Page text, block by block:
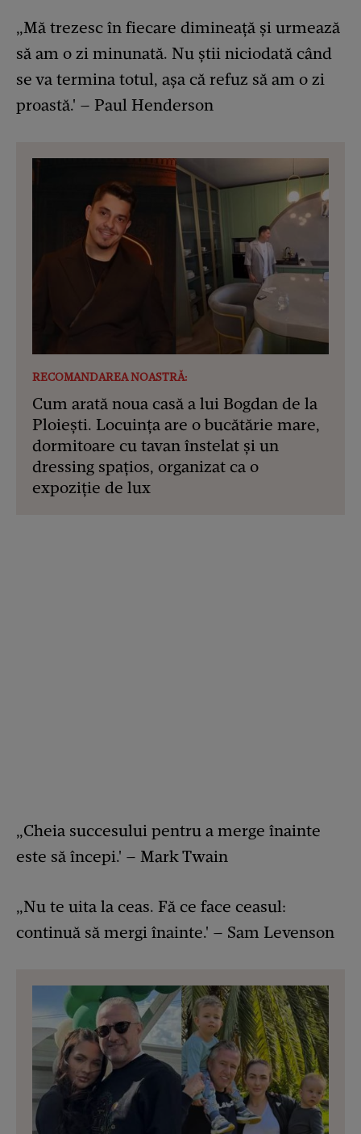
„Mă trezesc în fiecare dimineață și urmează
să am o zi minunată. Nu știi niciodată când
se va termina totul, așa că refuz să am o zi
proastă.' – Paul Henderson
RECOMANDAREA NOASTRĂ:
Cum arată noua casă a lui Bogdan de la
Ploiești. Locuința are o bucătărie mare,
dormitoare cu tavan înstelat și un
dressing spațios, organizat ca o
expoziție de lux
„Cheia succesului pentru a merge înainte
este să începi.' – Mark Twain
„Nu te uita la ceas. Fă ce face ceasul:
continuă să mergi înainte.' – Sam Levenson